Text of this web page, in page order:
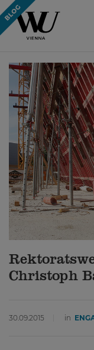
Christoph
30.09.2015 in